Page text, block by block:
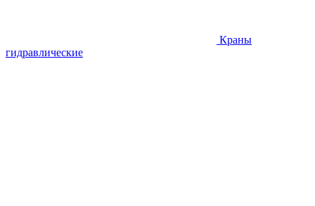
Краны
гидравлические